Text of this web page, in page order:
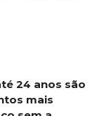
24 anos são
mais